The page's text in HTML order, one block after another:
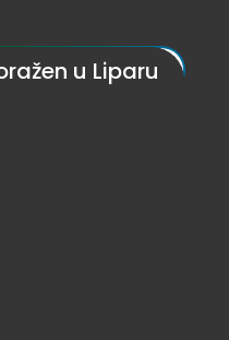
u Liparu